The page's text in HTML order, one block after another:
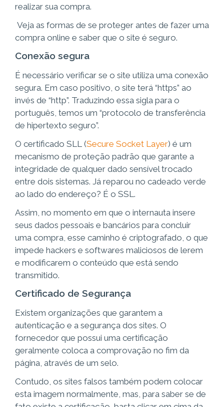
realizar sua compra.
Veja as formas de se proteger antes de fazer uma
compra online e saber que o site é seguro.
Conexão segura
É necessário verificar se o site utiliza uma conexão
segura. Em caso positivo, o site terá “https” ao
invés de “http”. Traduzindo essa sigla para o
português, temos um “protocolo de transferência
de hipertexto seguro”.
O certificado SLL (Secure Socket Layer) é um
mecanismo de proteção padrão que garante a
integridade de qualquer dado sensível trocado
entre dois sistemas. Já reparou no cadeado verde
ao lado do endereço? É o SSL.
Assim, no momento em que o internauta insere
seus dados pessoais e bancários para concluir
uma compra, esse caminho é criptografado, o que
impede hackers e softwares maliciosos de lerem
e modificarem o conteúdo que está sendo
transmitido.
Certificado de Segurança
Existem organizações que garantem a
autenticação e a segurança dos sites. O
fornecedor que possui uma certificação
geralmente coloca a comprovação no fim da
página, através de um selo.
Contudo, os sites falsos também podem colocar
esta imagem normalmente, mas, para saber se de